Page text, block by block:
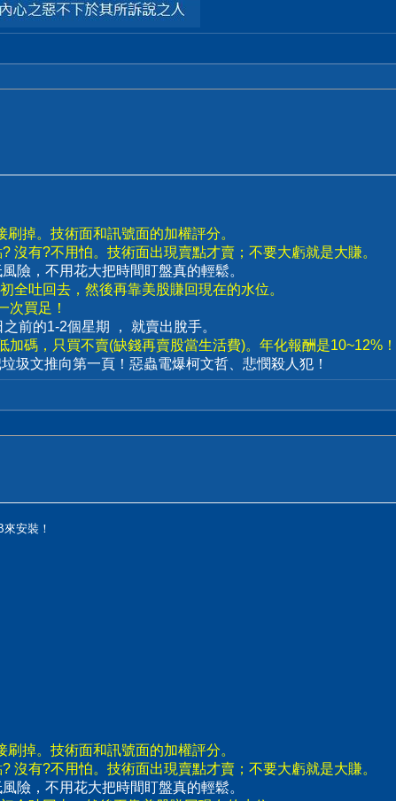
掉。技術面和訊號面的加權評分。
沒有?不用怕。技術面出現賣點才賣；不要大虧就是大賺。
險，不用花大把時間盯盤真的輕鬆。
全吐回去，然後再靠美股賺回現在的水位。
次買足！
前的1-2個星期 ， 就賣出脫手。
碼，只買不賣(缺錢再賣股當生活費)。年化報酬是10~12%！
圾文推向第一頁！惡蟲電爆柯文哲、悲憫殺人犯！
安裝！
掉。技術面和訊號面的加權評分。
沒有?不用怕。技術面出現賣點才賣；不要大虧就是大賺。
險，不用花大把時間盯盤真的輕鬆。